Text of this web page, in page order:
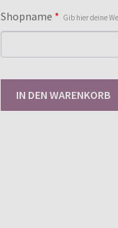
Shopname * Gib hier deine
IN DEN WARENKORB